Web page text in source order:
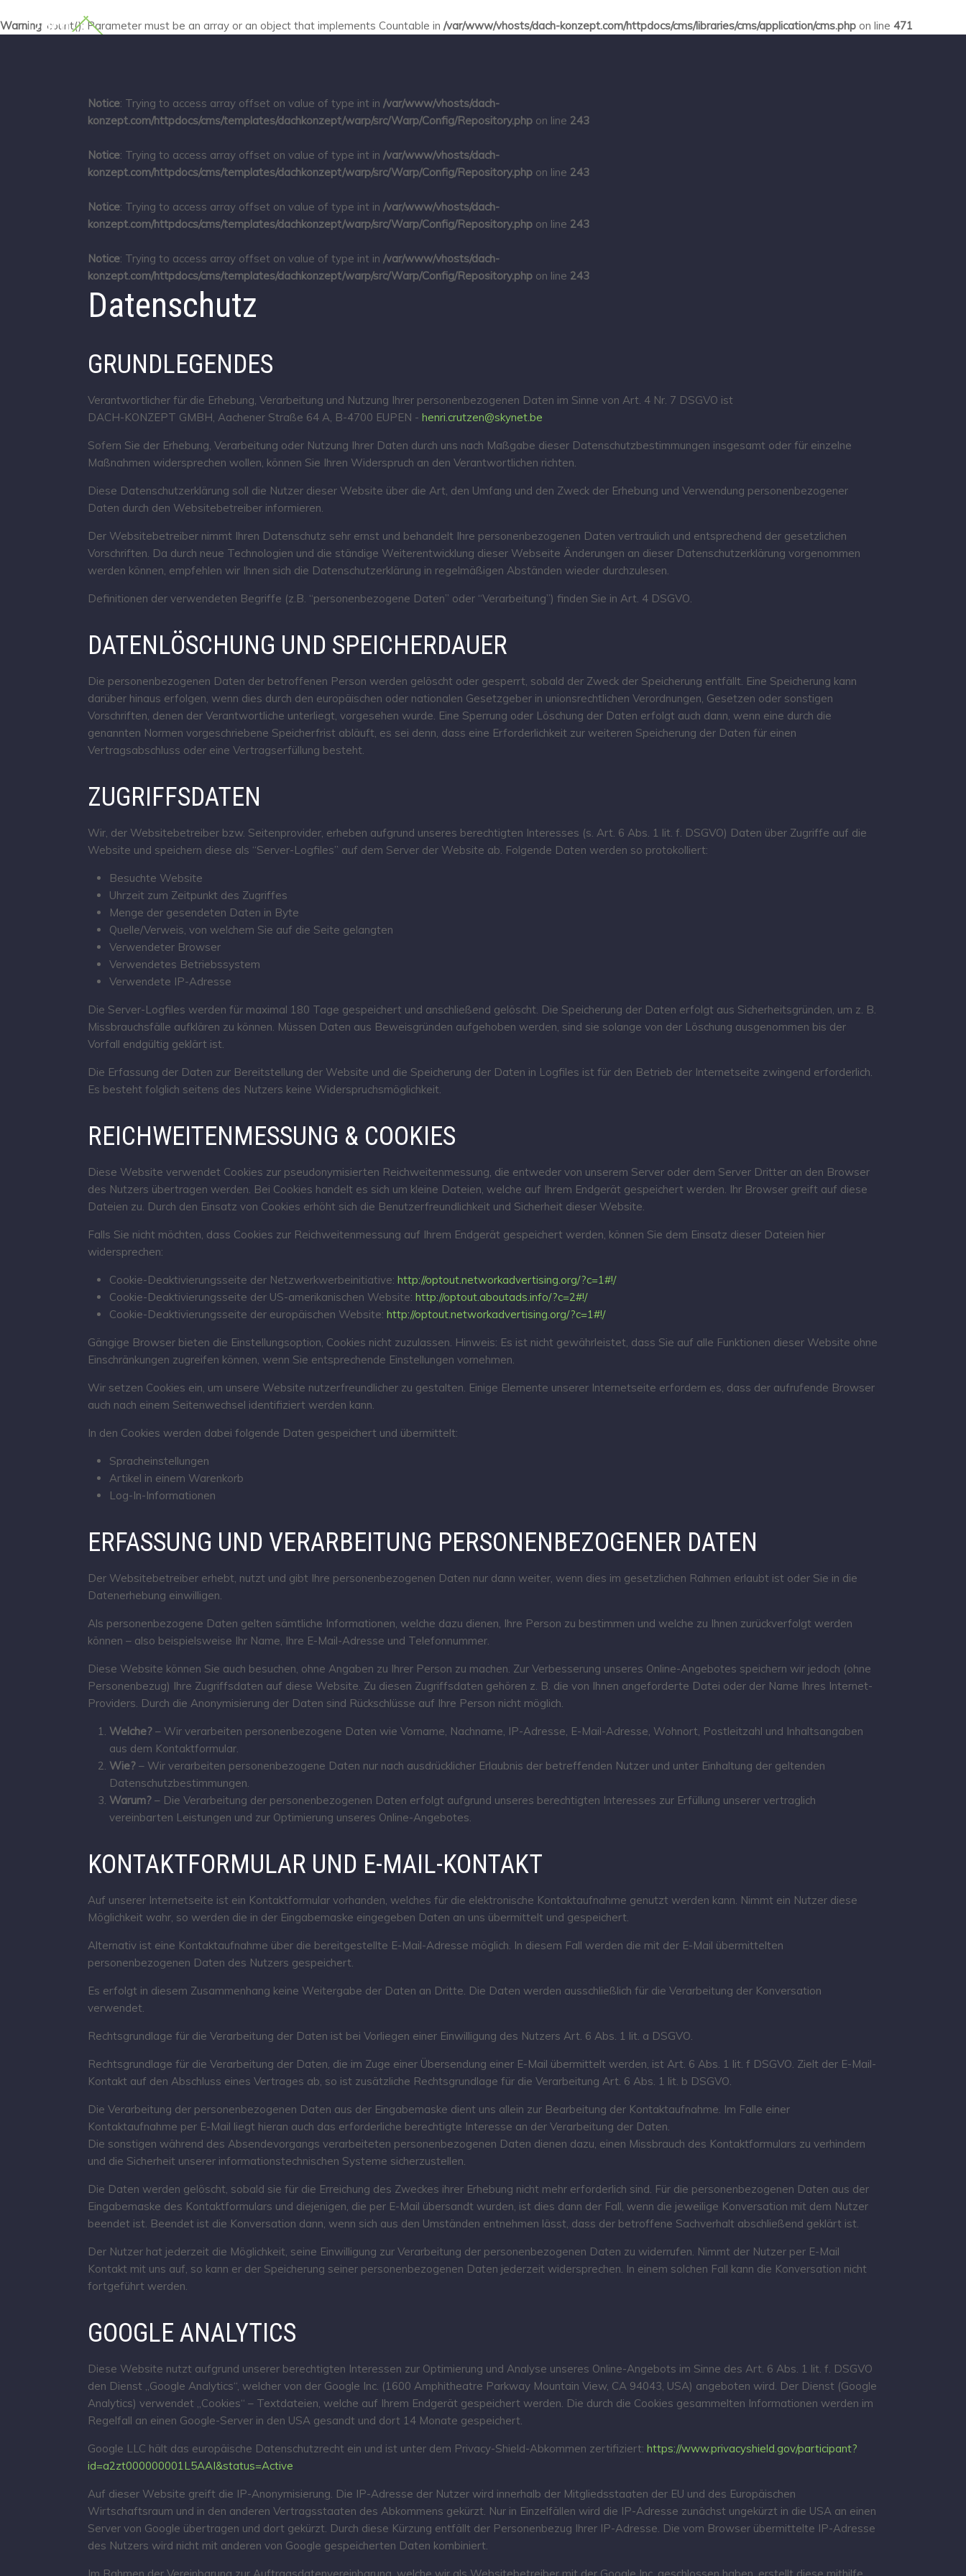
Warning: count(): Parameter must be an array or an object that implements Countable in /var/www/vhosts/dach-konzept.com/httpdocs/cms/libraries/cms/application/cms.php on line 471
Notice: Trying to access array offset on value of type int in /var/www/vhosts/dach-
konzept.com/httpdocs/cms/templates/dachkonzept/warp/src/Warp/Config/Repository.php on line 243
Notice: Trying to access array offset on value of type int in /var/www/vhosts/dach-
konzept.com/httpdocs/cms/templates/dachkonzept/warp/src/Warp/Config/Repository.php on line 243
Notice: Trying to access array offset on value of type int in /var/www/vhosts/dach-
konzept.com/httpdocs/cms/templates/dachkonzept/warp/src/Warp/Config/Repository.php on line 243
Notice: Trying to access array offset on value of type int in /var/www/vhosts/dach-
konzept.com/httpdocs/cms/templates/dachkonzept/warp/src/Warp/Config/Repository.php on line 243
Datenschutz
GRUNDLEGENDES
Verantwortlicher für die Erhebung, Verarbeitung und Nutzung Ihrer personenbezogenen Daten im Sinne von Art. 4 Nr. 7 DSGVO ist
DACH-KONZEPT GMBH, Aachener Straße 64 A, B-4700 EUPEN - henri.crutzen@skynet.be
Sofern Sie der Erhebung, Verarbeitung oder Nutzung Ihrer Daten durch uns nach Maßgabe dieser Datenschutzbestimmungen insgesamt oder für einzelne
Maßnahmen widersprechen wollen, können Sie Ihren Widerspruch an den Verantwortlichen richten.
Diese Datenschutzerklärung soll die Nutzer dieser Website über die Art, den Umfang und den Zweck der Erhebung und Verwendung personenbezogener
Daten durch den Websitebetreiber informieren.
Der Websitebetreiber nimmt Ihren Datenschutz sehr ernst und behandelt Ihre personenbezogenen Daten vertraulich und entsprechend der gesetzlichen
Vorschriften. Da durch neue Technologien und die ständige Weiterentwicklung dieser Webseite Änderungen an dieser Datenschutzerklärung vorgenommen
werden können, empfehlen wir Ihnen sich die Datenschutzerklärung in regelmäßigen Abständen wieder durchzulesen.
Definitionen der verwendeten Begriffe (z.B. “personenbezogene Daten” oder “Verarbeitung”) finden Sie in Art. 4 DSGVO.
DATENLÖSCHUNG UND SPEICHERDAUER
Die personenbezogenen Daten der betroffenen Person werden gelöscht oder gesperrt, sobald der Zweck der Speicherung entfällt. Eine Speicherung kann
darüber hinaus erfolgen, wenn dies durch den europäischen oder nationalen Gesetzgeber in unionsrechtlichen Verordnungen, Gesetzen oder sonstigen
Vorschriften, denen der Verantwortliche unterliegt, vorgesehen wurde. Eine Sperrung oder Löschung der Daten erfolgt auch dann, wenn eine durch die
genannten Normen vorgeschriebene Speicherfrist abläuft, es sei denn, dass eine Erforderlichkeit zur weiteren Speicherung der Daten für einen
Vertragsabschluss oder eine Vertragserfüllung besteht.
ZUGRIFFSDATEN
Wir, der Websitebetreiber bzw. Seitenprovider, erheben aufgrund unseres berechtigten Interesses (s. Art. 6 Abs. 1 lit. f. DSGVO) Daten über Zugriffe auf die
Website und speichern diese als “Server-Logfiles” auf dem Server der Website ab. Folgende Daten werden so protokolliert:
Besuchte Website
Uhrzeit zum Zeitpunkt des Zugriffes
Menge der gesendeten Daten in Byte
Quelle/Verweis, von welchem Sie auf die Seite gelangten
Verwendeter Browser
Verwendetes Betriebssystem
Verwendete IP-Adresse
Die Server-Logfiles werden für maximal 180 Tage gespeichert und anschließend gelöscht. Die Speicherung der Daten erfolgt aus Sicherheitsgründen, um z. B.
Missbrauchsfälle aufklären zu können. Müssen Daten aus Beweisgründen aufgehoben werden, sind sie solange von der Löschung ausgenommen bis der
Vorfall endgültig geklärt ist.
Die Erfassung der Daten zur Bereitstellung der Website und die Speicherung der Daten in Logfiles ist für den Betrieb der Internetseite zwingend erforderlich.
Es besteht folglich seitens des Nutzers keine Widerspruchsmöglichkeit.
REICHWEITENMESSUNG & COOKIES
Diese Website verwendet Cookies zur pseudonymisierten Reichweitenmessung, die entweder von unserem Server oder dem Server Dritter an den Browser
des Nutzers übertragen werden. Bei Cookies handelt es sich um kleine Dateien, welche auf Ihrem Endgerät gespeichert werden. Ihr Browser greift auf diese
Dateien zu. Durch den Einsatz von Cookies erhöht sich die Benutzerfreundlichkeit und Sicherheit dieser Website.
Falls Sie nicht möchten, dass Cookies zur Reichweitenmessung auf Ihrem Endgerät gespeichert werden, können Sie dem Einsatz dieser Dateien hier
widersprechen:
Cookie-Deaktivierungsseite der Netzwerkwerbeinitiative: http://optout.networkadvertising.org/?c=1#!/
Cookie-Deaktivierungsseite der US-amerikanischen Website: http://optout.aboutads.info/?c=2#!/
Cookie-Deaktivierungsseite der europäischen Website: http://optout.networkadvertising.org/?c=1#!/
Gängige Browser bieten die Einstellungsoption, Cookies nicht zuzulassen. Hinweis: Es ist nicht gewährleistet, dass Sie auf alle Funktionen dieser Website ohne
Einschränkungen zugreifen können, wenn Sie entsprechende Einstellungen vornehmen.
Wir setzen Cookies ein, um unsere Website nutzerfreundlicher zu gestalten. Einige Elemente unserer Internetseite erfordern es, dass der aufrufende Browser
auch nach einem Seitenwechsel identifiziert werden kann.
In den Cookies werden dabei folgende Daten gespeichert und übermittelt:
Spracheinstellungen
Artikel in einem Warenkorb
Log-In-Informationen
ERFASSUNG UND VERARBEITUNG PERSONENBEZOGENER DATEN
Der Websitebetreiber erhebt, nutzt und gibt Ihre personenbezogenen Daten nur dann weiter, wenn dies im gesetzlichen Rahmen erlaubt ist oder Sie in die
Datenerhebung einwilligen.
Als personenbezogene Daten gelten sämtliche Informationen, welche dazu dienen, Ihre Person zu bestimmen und welche zu Ihnen zurückverfolgt werden
können – also beispielsweise Ihr Name, Ihre E-Mail-Adresse und Telefonnummer.
Diese Website können Sie auch besuchen, ohne Angaben zu Ihrer Person zu machen. Zur Verbesserung unseres Online-Angebotes speichern wir jedoch (ohne
Personenbezug) Ihre Zugriffsdaten auf diese Website. Zu diesen Zugriffsdaten gehören z. B. die von Ihnen angeforderte Datei oder der Name Ihres Internet-
Providers. Durch die Anonymisierung der Daten sind Rückschlüsse auf Ihre Person nicht möglich.
Welche? – Wir verarbeiten personenbezogene Daten wie Vorname, Nachname, IP-Adresse, E-Mail-Adresse, Wohnort, Postleitzahl und Inhaltsangaben
aus dem Kontaktformular.
Wie? – Wir verarbeiten personenbezogene Daten nur nach ausdrücklicher Erlaubnis der betreffenden Nutzer und unter Einhaltung der geltenden
Datenschutzbestimmungen.
Warum? – Die Verarbeitung der personenbezogenen Daten erfolgt aufgrund unseres berechtigten Interesses zur Erfüllung unserer vertraglich
vereinbarten Leistungen und zur Optimierung unseres Online-Angebotes.
KONTAKTFORMULAR UND E-MAIL-KONTAKT
Auf unserer Internetseite ist ein Kontaktformular vorhanden, welches für die elektronische Kontaktaufnahme genutzt werden kann. Nimmt ein Nutzer diese
Möglichkeit wahr, so werden die in der Eingabemaske eingegeben Daten an uns übermittelt und gespeichert.
Alternativ ist eine Kontaktaufnahme über die bereitgestellte E-Mail-Adresse möglich. In diesem Fall werden die mit der E-Mail übermittelten
personenbezogenen Daten des Nutzers gespeichert.
Es erfolgt in diesem Zusammenhang keine Weitergabe der Daten an Dritte. Die Daten werden ausschließlich für die Verarbeitung der Konversation
verwendet.
Rechtsgrundlage für die Verarbeitung der Daten ist bei Vorliegen einer Einwilligung des Nutzers Art. 6 Abs. 1 lit. a DSGVO.
Rechtsgrundlage für die Verarbeitung der Daten, die im Zuge einer Übersendung einer E-Mail übermittelt werden, ist Art. 6 Abs. 1 lit. f DSGVO. Zielt der E-Mail-
Kontakt auf den Abschluss eines Vertrages ab, so ist zusätzliche Rechtsgrundlage für die Verarbeitung Art. 6 Abs. 1 lit. b DSGVO.
Die Verarbeitung der personenbezogenen Daten aus der Eingabemaske dient uns allein zur Bearbeitung der Kontaktaufnahme. Im Falle einer
Kontaktaufnahme per E-Mail liegt hieran auch das erforderliche berechtigte Interesse an der Verarbeitung der Daten.
Die sonstigen während des Absendevorgangs verarbeiteten personenbezogenen Daten dienen dazu, einen Missbrauch des Kontaktformulars zu verhindern
und die Sicherheit unserer informationstechnischen Systeme sicherzustellen.
Die Daten werden gelöscht, sobald sie für die Erreichung des Zweckes ihrer Erhebung nicht mehr erforderlich sind. Für die personenbezogenen Daten aus der
Eingabemaske des Kontaktformulars und diejenigen, die per E-Mail übersandt wurden, ist dies dann der Fall, wenn die jeweilige Konversation mit dem Nutzer
beendet ist. Beendet ist die Konversation dann, wenn sich aus den Umständen entnehmen lässt, dass der betroffene Sachverhalt abschließend geklärt ist.
Der Nutzer hat jederzeit die Möglichkeit, seine Einwilligung zur Verarbeitung der personenbezogenen Daten zu widerrufen. Nimmt der Nutzer per E-Mail
Kontakt mit uns auf, so kann er der Speicherung seiner personenbezogenen Daten jederzeit widersprechen. In einem solchen Fall kann die Konversation nicht
fortgeführt werden.
GOOGLE ANALYTICS
Diese Website nutzt aufgrund unserer berechtigten Interessen zur Optimierung und Analyse unseres Online-Angebots im Sinne des Art. 6 Abs. 1 lit. f. DSGVO
den Dienst „Google Analytics“, welcher von der Google Inc. (1600 Amphitheatre Parkway Mountain View, CA 94043, USA) angeboten wird. Der Dienst (Google
Analytics) verwendet „Cookies“ – Textdateien, welche auf Ihrem Endgerät gespeichert werden. Die durch die Cookies gesammelten Informationen werden im
Regelfall an einen Google-Server in den USA gesandt und dort 14 Monate gespeichert.
Google LLC hält das europäische Datenschutzrecht ein und ist unter dem Privacy-Shield-Abkommen zertifiziert: https://www.privacyshield.gov/participant?
id=a2zt000000001L5AAI&status=Active
Auf dieser Website greift die IP-Anonymisierung. Die IP-Adresse der Nutzer wird innerhalb der Mitgliedsstaaten der EU und des Europäischen
Wirtschaftsraum und in den anderen Vertragsstaaten des Abkommens gekürzt. Nur in Einzelfällen wird die IP-Adresse zunächst ungekürzt in die USA an einen
Server von Google übertragen und dort gekürzt. Durch diese Kürzung entfällt der Personenbezug Ihrer IP-Adresse. Die vom Browser übermittelte IP-Adresse
des Nutzers wird nicht mit anderen von Google gespeicherten Daten kombiniert.